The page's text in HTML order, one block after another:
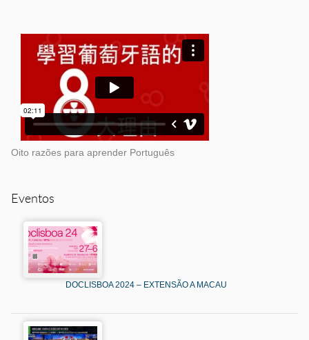
Oito razões para aprender Português
Eventos
DOCLISBOA 2024 – EXTENSÃO A MACAU